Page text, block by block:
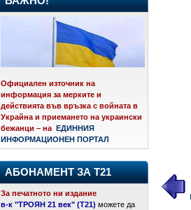
Официален източник на
информация за мерките и
действията във връзка с войната в
Украйна и приемането на украински
бежанци – на
ЕДИННИЯ
ИНФОРМАЦИОНЕН ПОРТАЛ
АБОНАМЕНТ ЗА Т21
За печатното ни издание
в-к "ТРОЯН 21 век" (Т21) можете да